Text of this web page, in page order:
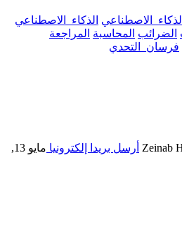
الذكاء_الاصطناعي الذكاء_الاصطناعي
الضرائب المحاسبة المراجعة
فرسان_التحدي
Zeinab أرسل بريدا إلكترونيا
مايو 13,